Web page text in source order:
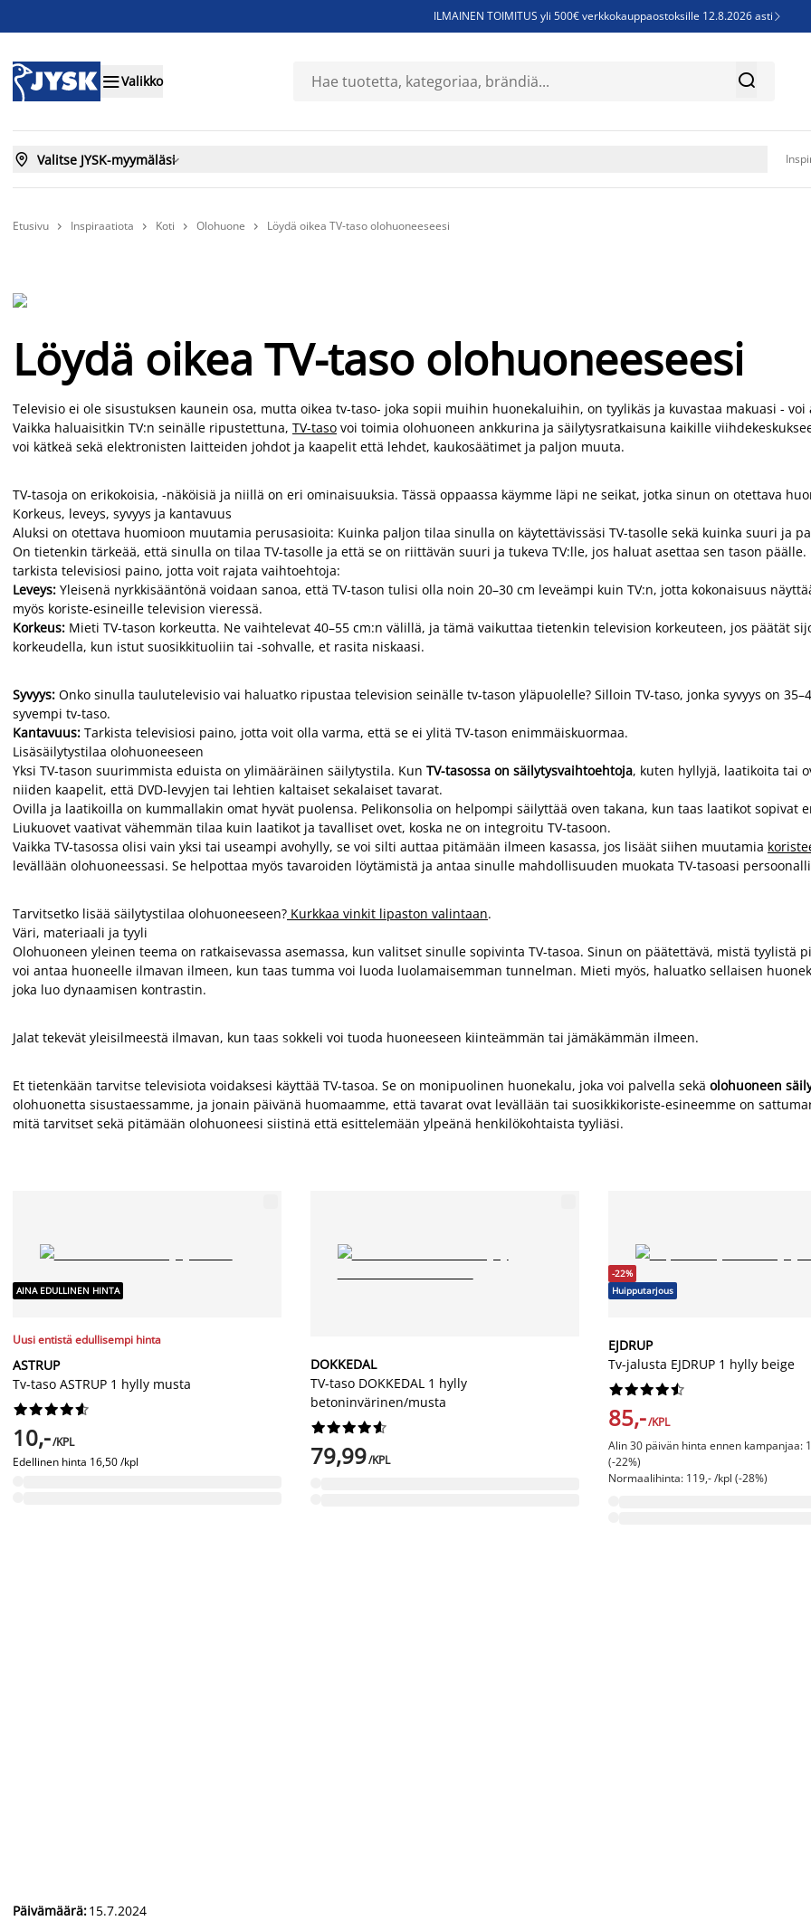
ILMAINEN TOIMITUS yli 500€ verkkokauppaostoksille 12.8.2026 asti 
Sijauspatjoja - Säästä jopa 60%
Valikko 
 Valitse JYSK-myymäläsi
Etusivu  Inspiraatiota  Koti  Olohuone  Löydä oikea TV-taso olohuoneeseesi
Löydä oikea TV-taso olohuoneeseesi
Televisio ei ole sisustuksen kaunein osa, mutta oikea tv-taso- joka sopii muihin huonekaluihin, on tyylikäs ja kuvastaa makuasi - voi
Vaikka haluaisitkin TV:n seinälle ripustettuna, TV-taso voi toimia olohuoneen ankkurina ja säilytysratkaisuna kaikille
voi kätkeä sekä elektronisten laitteiden johdot ja kaapelit että lehdet, kaukosäätimet ja paljon muuta.
TV-tasoja on erikokoisia, -näköisiä ja niillä on eri ominaisuuksia. Tässä oppaassa käymme läpi ne seikat, jotka sinun on otettava
Korkeus, leveys, syvyys ja kantavuus
Aluksi on otettava huomioon muutamia perusasioita: Kuinka paljon tilaa sinulla on käytettävissäsi TV-tasolle sekä kuinka suuri ja
On tietenkin tärkeää, että sinulla on tilaa TV-tasolle ja että se on riittävän suuri ja tukeva TV:lle, jos haluat asettaa sen tason
tarkista televisiosi paino, jotta voit rajata vaihtoehtoja:
Leveys: Yleisenä nyrkkisääntönä voidaan sanoa, että TV-tason tulisi olla noin 20–30 cm leveämpi kuin TV:n, jotta kokonaisuus
myös koriste-esineille television vieressä.
Korkeus: Mieti TV-tason korkeutta. Ne vaihtelevat 40–55 cm:n välillä, ja tämä vaikuttaa tietenkin television korkeuteen, jos päätät
korkeudella, kun istut suosikkituoliin tai -sohvalle, et rasita niskaasi.
Syvyys: Onko sinulla taulutelevisio vai haluatko ripustaa television seinälle tv-tason yläpuolelle? Silloin TV-taso, jonka syvyys on
syvempi tv-taso.
Kantavuus: Tarkista televisiosi paino, jotta voit olla varma, että se ei ylitä TV-tason enimmäiskuormaa.
Lisäsäilytystilaa olohuoneeseen
Yksi TV-tason suurimmista eduista on ylimääräinen säilytystila. Kun TV-tasossa on säilytysvaihtoehtoja, kuten hyllyjä, laatikoita tai
niiden kaapelit, että DVD-levyjen tai lehtien kaltaiset sekalaiset tavarat.
Ovilla ja laatikoilla on kummallakin omat hyvät puolensa. Pelikonsolia on helpompi säilyttää oven takana, kun taas laatikot sopivat
Liukuovet vaativat vähemmän tilaa kuin laatikot ja tavalliset ovet, koska ne on integroitu TV-tasoon.
Vaikka TV-tasossa olisi vain yksi tai useampi avohylly, se voi silti auttaa pitämään ilmeen kasassa, jos lisäät siihen muutamia
levällään olohuoneessasi. Se helpottaa myös tavaroiden löytämistä ja antaa sinulle mahdollisuuden muokata TV-tasoasi
Tarvitsetko lisää säilytystilaa olohuoneeseen? Kurkkaa vinkit lipaston valintaan.
Väri, materiaali ja tyyli
Olohuoneen yleinen teema on ratkaisevassa asemassa, kun valitset sinulle sopivinta TV-tasoa. Sinun on päätettävä, mistä tyylistä
voi antaa huoneelle ilmavan ilmeen, kun taas tumma voi luoda luolamaisemman tunnelman. Mieti myös, haluatko sellaisen
joka luo dynaamisen kontrastin.
Jalat tekevät yleisilmeestä ilmavan, kun taas sokkeli voi tuoda huoneeseen kiinteämmän tai jämäkämmän ilmeen.
Et tietenkään tarvitse televisiota voidaksesi käyttää TV-tasoa. Se on monipuolinen huonekalu, joka voi palvella sekä olohuoneen
olohuonetta sisustaessamme, ja jonain päivänä huomaamme, että tavarat ovat levällään tai suosikkikoriste-esineemme on
mitä tarvitset sekä pitämään olohuoneesi siistinä että esittelemään ylpeänä henkilökohtaista tyyliäsi.
AINA EDULLINEN HINTA
Uusi entistä edullisempi hinta
ASTRUP
Tv-taso ASTRUP 1 hylly musta






10,-/KPL
Edellinen hinta 16,50 /kpl
DOKKEDAL
TV-taso DOKKEDAL 1 hylly
betoninvärinen/musta






79,99/KPL
-22%
Huipputarjous
EJDRUP
Tv-jalusta EJDRUP 1 hylly beige






85,-/KPL
Alin 30 päivän hinta ennen kampanjaa:
(-22%)
Normaalihinta: 119,- /kpl (-28%)
Päivämäärä:15.7.2024